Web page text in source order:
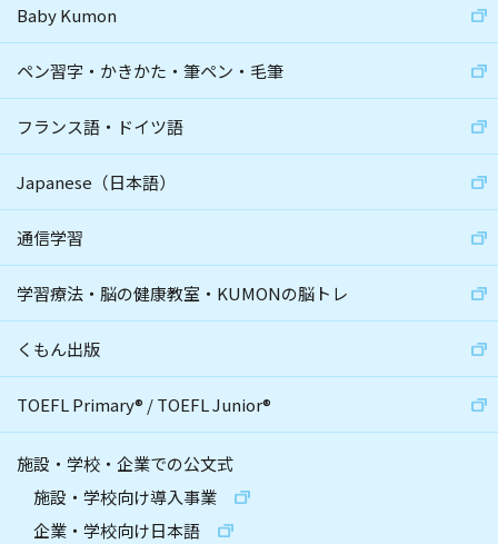
Baby Kumon
ペン習字・かきかた・筆ペン・毛筆
フランス語・ドイツ語
Japanese（日本語）
通信学習
学習療法・脳の健康教室・KUMONの脳トレ
くもん出版
TOEFL Primary® /TOEFL Junior®
施設・学校・企業での公文式
施設・学校向け導入事業
企業・学校向け日本語